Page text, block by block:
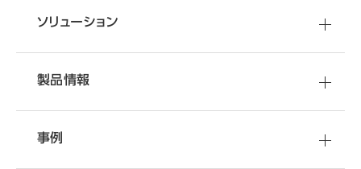
ソリューション
製品情報
事例